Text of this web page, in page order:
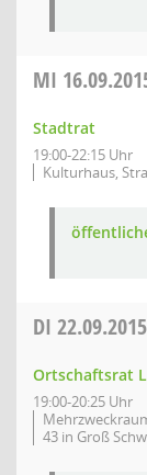
MI
Stadtrat
19:00-22:15 Uhr
Kulturhaus,
DI 22.09.2015
Ortschaftsrat
19:00-20:25 Uhr
43 in Groß